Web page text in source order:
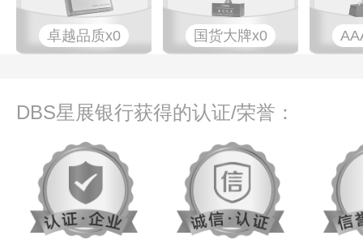
卓越品质x0 国货大牌x0
DBS星展银行获得的认证/荣誉：